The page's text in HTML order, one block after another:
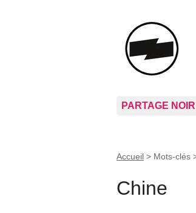
PARTAGE NOIR
Accueil > Mots-clés
Chine